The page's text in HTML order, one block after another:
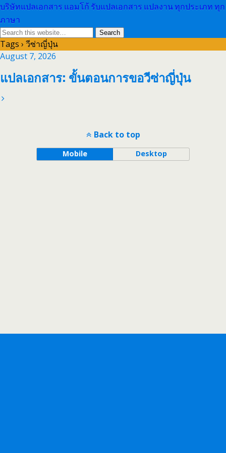
บริษัทแปลเอกสาร แอมโก้ รับแปลเอกสาร แปลงาน ทุกประเภท ทุก
ภาษา
Tags › วีซ่าญี่ปุ่น
August 7, 2026
แปลเอกสาร: ขั้นตอนการขอวีซ่าญี่ปุ่น
Back to top
Mobile Desktop